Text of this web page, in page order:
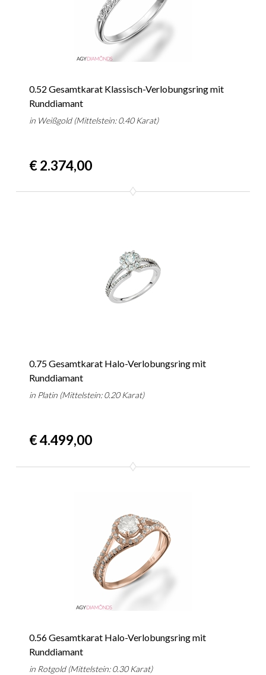
0.52 Gesamtkarat Klassisch-Verlobungsring mit
Runddiamant
in Weißgold (Mittelstein: 0.40 Karat)
€ 2.374,00
0.75 Gesamtkarat Halo-Verlobungsring mit
Runddiamant
in Platin (Mittelstein: 0.20 Karat)
€ 4.499,00
0.56 Gesamtkarat Halo-Verlobungsring mit
Runddiamant
in Rotgold (Mittelstein: 0.30 Karat)